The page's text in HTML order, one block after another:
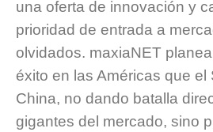
una oferta de innovación y
prioridad de entrada a
olvidados. maxiaNET
éxito en las Américas que el
China, no dando batalla
gigantes del mercado, sino